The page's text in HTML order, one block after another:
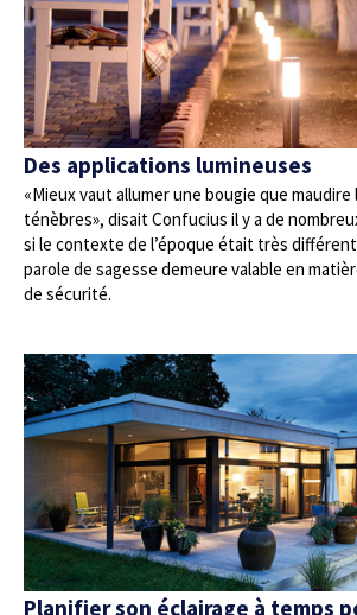
Des applications lumineuses
«Mieux vaut allumer une bougie que maudire
ténèbres», disait Confucius il y a de
si le contexte de l’époque était très
parole de sagesse demeure valable en
de sécurité.
Planifier son éclairage à temps